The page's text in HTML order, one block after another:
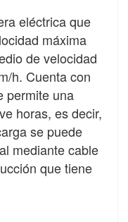
eléctrica que
máxima
de velocidad
h. Cuenta con
permite una
horas, es decir,
se puede
mediante cable
que tiene